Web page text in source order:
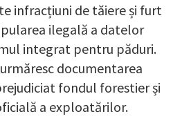
infracțiuni de tăiere și furt
ilegală a datelor
integrat pentru păduri.
documentarea
fondul forestier și
a exploatărilor.